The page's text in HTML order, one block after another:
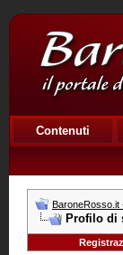
Contenuti
BaroneRosso.it
Profilo di